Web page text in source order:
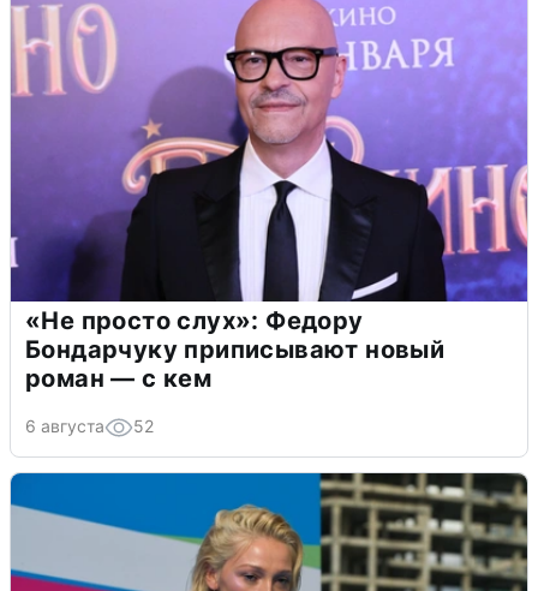
«Не просто слух»: Федору
Бондарчуку приписывают новый
роман — с кем
6 августа 52